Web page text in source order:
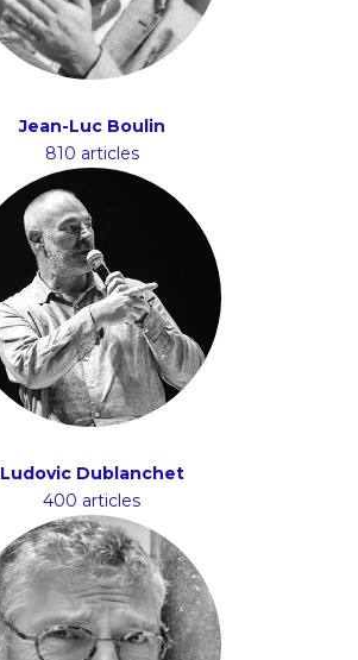
Jean-Luc Boulin
810 articles
Ludovic Dublanchet
400 articles